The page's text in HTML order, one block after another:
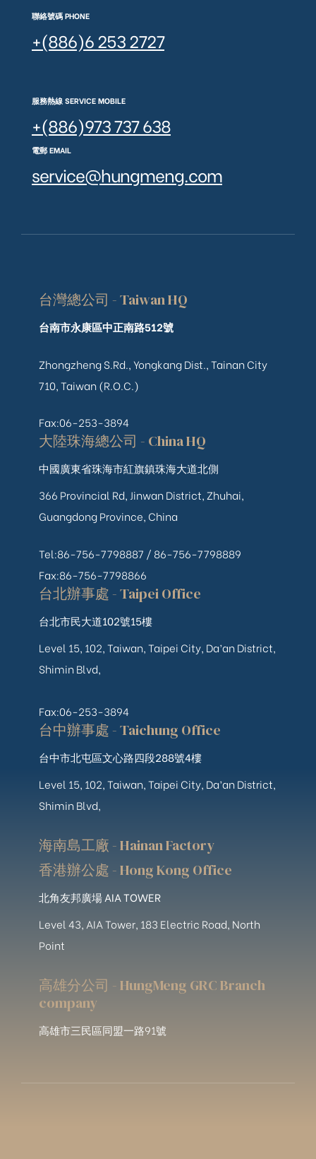
聯絡號碼 PHONE
+(886)6 253 2727
服務熱線 SERVICE MOBILE
+(886)973 737 638
電郵 EMAIL
service@hungmeng.com
台灣總公司 - Taiwan HQ
台南市永康區中正南路512號
Zhongzheng S.Rd., Yongkang Dist., Tainan City
710, Taiwan (R.O.C.)
Fax:06-253-3894
大陸珠海總公司 - China HQ
中國廣東省珠海市紅旗鎮珠海大道北側
366 Provincial Rd, Jinwan District, Zhuhai,
Guangdong Province, China
Tel:86-756-7798887 / 86-756-7798889
Fax:86-756-7798866
台北辦事處 - Taipei Office
台北市民大道102號15樓
Level 15, 102, Taiwan, Taipei City, Da’an District,
Shimin Blvd,
Fax:06-253-3894
台中辦事處 - Taichung Office
台中市北屯區文心路四段288號4樓
Level 15, 102, Taiwan, Taipei City, Da’an District,
Shimin Blvd,
海南島工廠 - Hainan Factory
香港辦公處 - Hong Kong Office
北角友邦廣場 AIA TOWER
Level 43, AIA Tower, 183 Electric Road, North
Point
高雄分公司 - HungMeng GRC Branch
company
高雄市三民區同盟一路91號